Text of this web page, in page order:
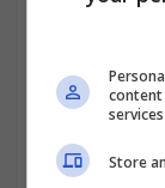
causa
−1,34 %, il
ancora
content
Store